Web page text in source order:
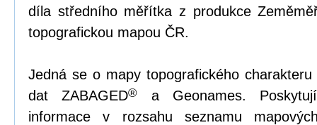
díla středního měřítka z produkce
topografickou mapou ČR.
Jedná se o mapy topografického
dat ZABAGED® a Geonames.
informace v rozsahu seznamu